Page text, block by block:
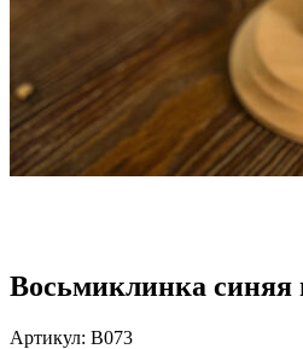
Восьмиклинка синяя
Артикул: В073